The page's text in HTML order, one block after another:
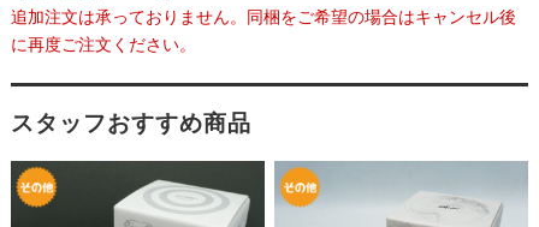
追加注文は承っておりません。同梱をご希望の場合はキャンセル後
に再度ご注文ください。
スタッフおすすめ商品